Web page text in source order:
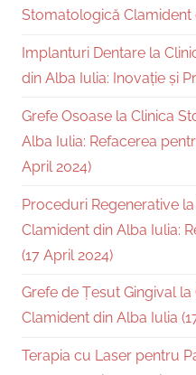
Stomatologică Clamident
Implanturi Dentare la
din Alba Iulia: Inovație și
Grefe Osoase la Clinica
Alba Iulia: Refacerea
April 2024)
Proceduri Regenerative
Clamident din Alba Iulia:
(17 April 2024)
Grefe de Țesut Gingival
Clamident din Alba Iulia
Terapia cu Laser pentru